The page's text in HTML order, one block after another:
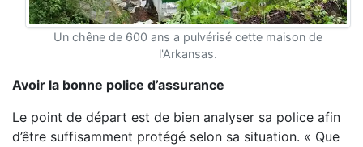
Un chêne de 600 ans a pulvérisé cette maison de
l'Arkansas.
Avoir la bonne police d’assurance
Le point de départ est de bien analyser sa police afin
d’être suffisamment protégé selon sa situation. « Que